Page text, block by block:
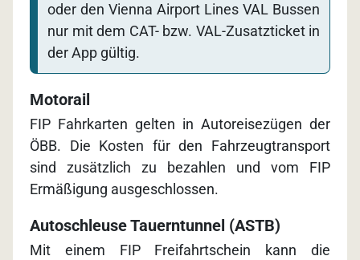
oder den Vienna Airport Lines VAL Bussen
nur mit dem CAT- bzw. VAL-Zusatzticket in
der App gültig.
Motorail
FIP Fahrkarten gelten in Autoreisezügen der
ÖBB. Die Kosten für den Fahrzeugtransport
sind zusätzlich zu bezahlen und vom FIP
Ermäßigung ausgeschlossen.
Autoschleuse Tauerntunnel (ASTB)
Mit einem FIP Freifahrtschein kann die